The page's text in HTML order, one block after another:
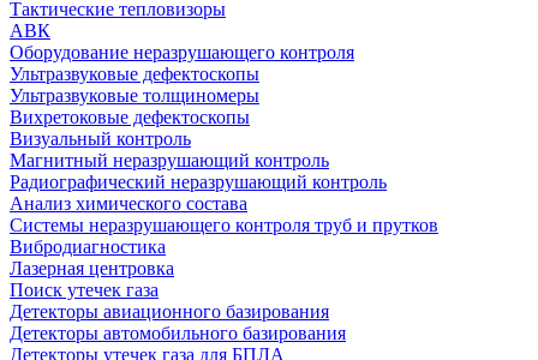
Тактические тепловизоры
АВК
Оборудование неразрушающего контроля
Ультразвуковые дефектоскопы
Ультразвуковые толщиномеры
Вихретоковые дефектоскопы
Визуальный контроль
Магнитный неразрушающий контроль
Радиографический неразрушающий контроль
Анализ химического состава
Системы неразрушающего контроля труб и прутков
Вибродиагностика
Лазерная центровка
Поиск утечек газа
Детекторы авиационного базирования
Детекторы автомобильного базирования
Детекторы утечек газа для БПЛА